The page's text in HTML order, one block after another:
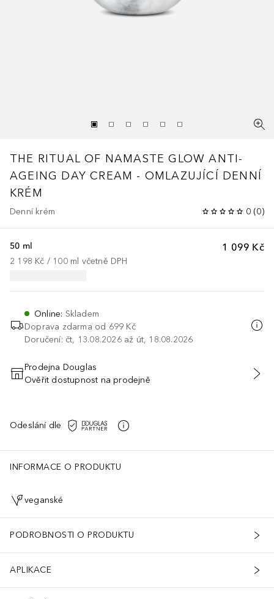
THE RITUAL OF NAMASTE GLOW ANTI-
AGEING DAY CREAM - OMLAZUJÍCÍ DENNÍ
KRÉM
Denní krém 0 (0)
1 099 Kč
50 ml
2 198 Kč / 100 ml včetně DPH
Online: Skladem
Doprava zdarma od 699 Kč
Doručení: čt, 13.08.2026 až út, 18.08.2026
PŘIDAT DO KOŠÍKU
Prodejna Douglas
Ověřit dostupnost na prodejně
Odeslání dle
INFORMACE O PRODUKTU
veganské
PODROBNOSTI O PRODUKTU
APLIKACE